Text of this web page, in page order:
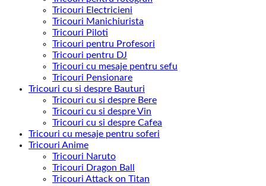
Tricouri Electricieni
Tricouri Manichiurista
Tricouri Piloti
Tricouri pentru Profesori
Tricouri pentru DJ
Tricouri cu mesaje pentru sefu
Tricouri Pensionare
Tricouri cu si despre Bauturi
Tricouri cu si despre Bere
Tricouri cu si despre Vin
Tricouri cu si despre Cafea
Tricouri cu mesaje pentru soferi
Tricouri Anime
Tricouri Naruto
Tricouri Dragon Ball
Tricouri Attack on Titan